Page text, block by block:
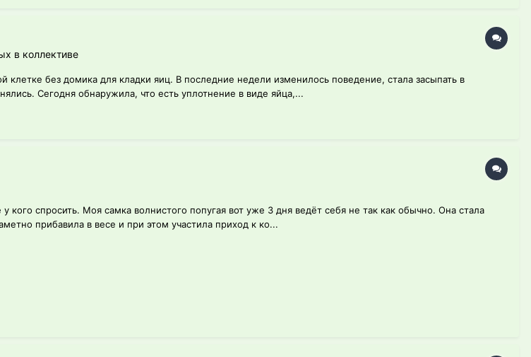
в коллективе
без домика для кладки яиц. В последние недели изменилось поведение, стала засыпать в
Сегодня обнаружила, что есть уплотнение в виде яйца,...
спросить. Моя самка волнистого попугая вот уже 3 дня ведёт себя не так как обычно. Она стала
прибавила в весе и при этом участила приход к ко...